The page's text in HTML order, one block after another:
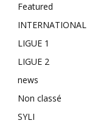
Featured
INTERNATIONAL
LIGUE 1
LIGUE 2
news
Non classé
SYLI